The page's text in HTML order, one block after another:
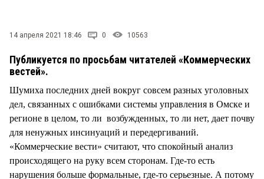
14 апреля 2021 18:46 0 10563
Публикуется по просьбам читателей «Коммерческих
вестей».
Шумиха последних дней вокруг совсем разных уголовных
дел, связанных с ошибками системы управления в Омске и
регионе в целом, то ли возбужденных, то ли нет, дает почву
для ненужных инсинуаций и передергиваний.
«Коммерческие вести» считают, что спокойный анализ
происходящего на руку всем сторонам. Где-то есть
нарушения больше формальные, где-то серьезные. А потому